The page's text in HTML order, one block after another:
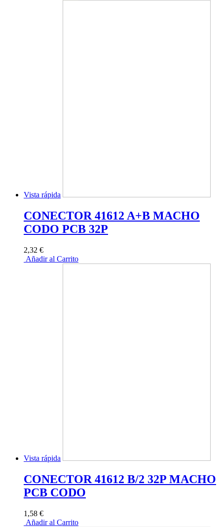
Vista rápida
CONECTOR 41612 A+B MACHO
CODO PCB 32P
2,32 €
Añadir al Carrito
Vista rápida
CONECTOR 41612 B/2 32P MACHO
PCB CODO
1,58 €
Añadir al Carrito